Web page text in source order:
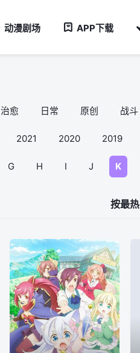
动漫剧场 APP下载
治愈 日常 原创 战斗
2021 2020 2019
G H I J K
按最热